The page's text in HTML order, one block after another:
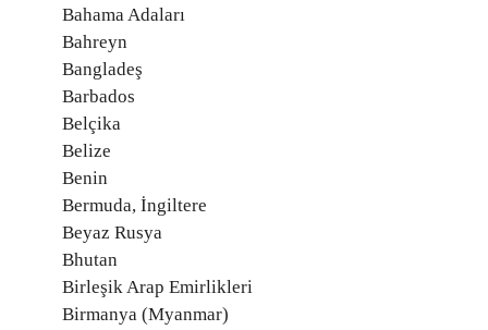
Bahama Adaları
Bahreyn
Bangladeş
Barbados
Belçika
Belize
Benin
Bermuda, İngiltere
Beyaz Rusya
Bhutan
Birleşik Arap Emirlikleri
Birmanya (Myanmar)